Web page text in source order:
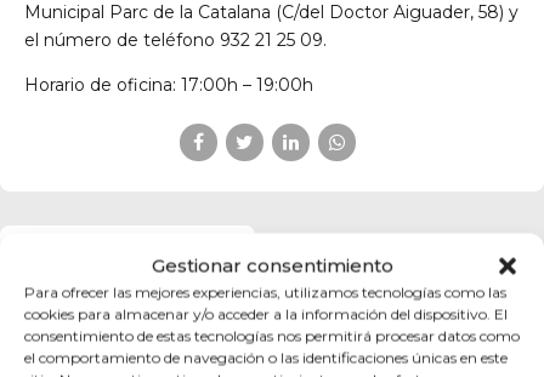
Gestionar consentimiento
Para ofrecer las mejores experiencias, utilizamos tecnologías como las
cookies para almacenar y/o acceder a la información del dispositivo. El
consentimiento de estas tecnologías nos permitirá procesar datos como
el comportamiento de navegación o las identificaciones únicas en este
Municipal Parc de la Catalana (C/del Doctor Aiguader, 58) y
el número de teléfono 932 21 25 09.
Horario de oficina: 17:00h – 19:00h
Campus de Fútbol
Verano 2026 en CF
Barceloneta